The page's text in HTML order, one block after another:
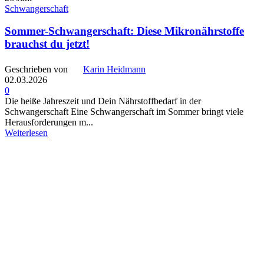
Schwangerschaft
Sommer-Schwangerschaft: Diese Mikronährstoffe
brauchst du jetzt!
Geschrieben von
Karin Heidmann
02.03.2026
0
Die heiße Jahreszeit und Dein Nährstoffbedarf in der
Schwangerschaft Eine Schwangerschaft im Sommer bringt viele
Herausforderungen m...
Weiterlesen